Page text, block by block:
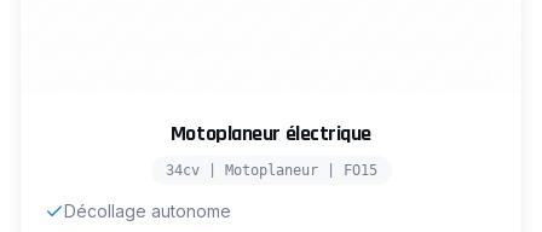
Motoplaneur électrique
34cv | Motoplaneur | FO15
Décollage autonome